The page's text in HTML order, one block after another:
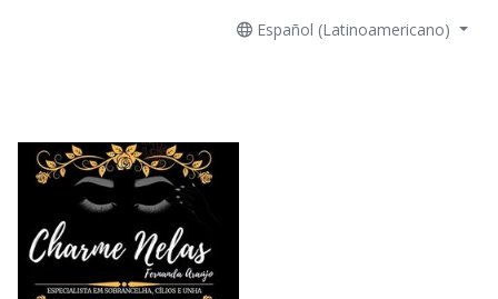
Español (Latinoamericano)